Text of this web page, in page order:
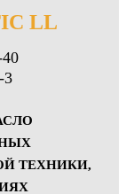
LL
3
ТЕХНИКИ,